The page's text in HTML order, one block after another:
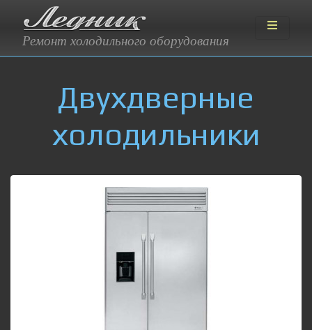
Ремонт холодильного оборудования
Двухдверные
холодильники